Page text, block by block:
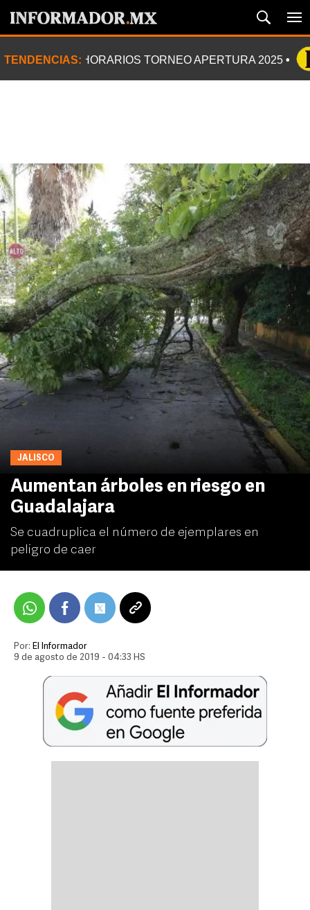
TENDENCIAS: HORARIOS TORNEO APERTURA 2025
JALISCO
Aumentan árboles en riesgo en
Guadalajara
Se cuadruplica el número de ejemplares en
peligro de caer
Por: El Informador
9 de agosto de 2019 - 04:33 HS